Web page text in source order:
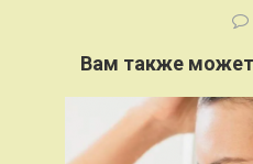
Вам также